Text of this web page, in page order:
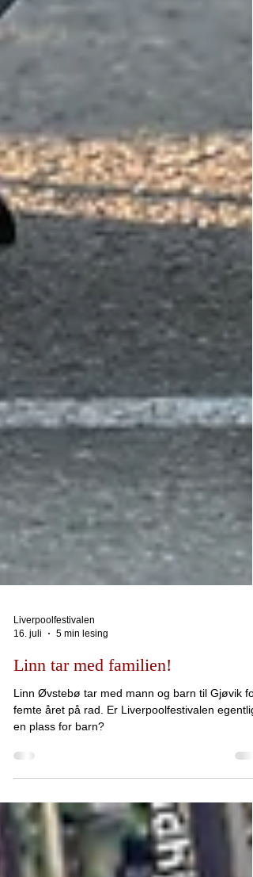
Liverpoolfestivalen
16. juli
5 min lesing
Linn tar med familien!
Linn Øvstebø tar med mann og barn til Gjøvik for
en plass for barn?